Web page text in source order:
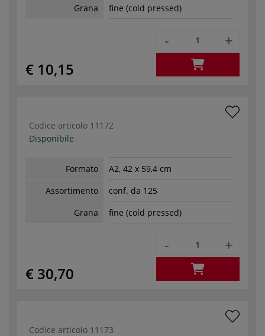
Grana fine (cold pressed)
€ 10,15
- +
Codice articolo 11172
Disponibile
Formato
A2, 42 x 59,4 cm
Assortimento
conf. da 125
Grana
fine (cold pressed)
€ 30,70
- +
Codice articolo 11173